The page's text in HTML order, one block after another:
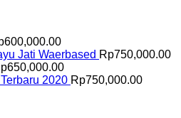
600,000.00
Jati Waerbased Rp750,000.00
650,000.00
2020 Rp750,000.00